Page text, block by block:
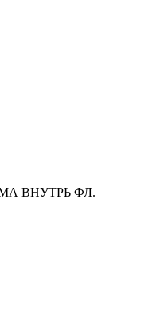
ВНУТРЬ ФЛ.